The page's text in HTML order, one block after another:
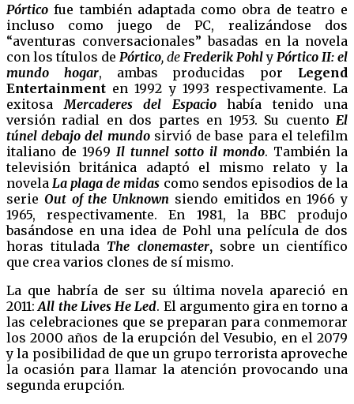
Pórtico fue también adaptada como obra de teatro e
incluso como juego de PC, realizándose dos
“aventuras conversacionales” basadas en la novela
con los títulos de Pórtico, de Frederik Pohly Pórtico II: el
mundo hogar, ambas producidas por Legend
Entertainment en 1992 y 1993 respectivamente. La
exitosa Mercaderes del Espaciohabía tenido una
versión radial en dos partes en 1953. Su cuento El
túnel debajo del mundosirvió de base para el telefilm
italiano de 1969 Il tunnel sotto il mondo. También la
televisión británica adaptó el mismo relato y la
novela La plaga de midas como sendos episodios de la
serie Out of the Unknown siendo emitidos en 1966 y
1965, respectivamente. En 1981, la BBC produjo
basándose en una idea de Pohl una película de dos
horas titulada The clonemaster,sobre un científico
que crea varios clones de sí mismo.
La que habría de ser su última novela apareció en
2011:All the Lives He Led. El argumento gira en torno a
las celebraciones que se preparan para conmemorar
los 2000 años de la erupción del Vesubio, en el 2079
y la posibilidad de que un grupo terrorista aproveche
la ocasión para llamar la atención provocando una
segunda erupción.